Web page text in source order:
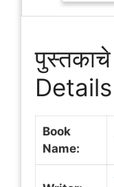
Details
Book
Name: